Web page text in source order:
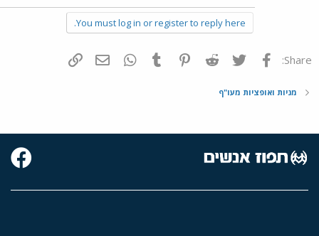
You must log in or register to reply here.
Share: פייסבוק Twitter
Reddit
Pinterest
Tumblr
WhatsAppדואר אלקטרוני
מניות ואופציות מעו"ף